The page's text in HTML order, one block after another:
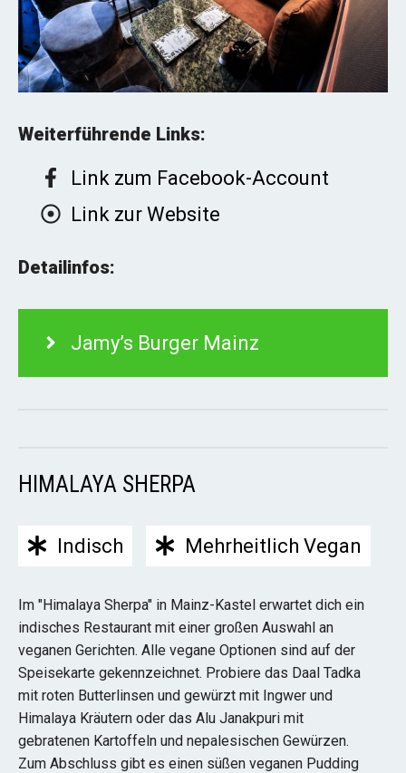
Weiterführende Links:
Link zum Facebook-Account
Link zur Website
Detailinfos:
Jamy’s Burger Mainz
HIMALAYA SHERPA
Indisch Mehrheitlich Vegan
Im "Himalaya Sherpa" in Mainz-Kastel erwartet dich ein
indisches Restaurant mit einer großen Auswahl an
veganen Gerichten. Alle vegane Optionen sind auf der
Speisekarte gekennzeichnet. Probiere das Daal Tadka
mit roten Butterlinsen und gewürzt mit Ingwer und
Himalaya Kräutern oder das Alu Janakpuri mit
gebratenen Kartoffeln und nepalesischen Gewürzen.
Zum Abschluss gibt es einen süßen veganen Pudding